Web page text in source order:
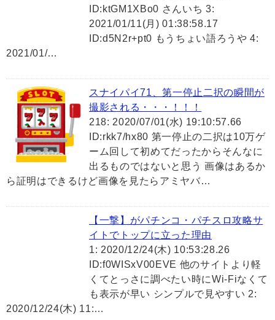
ID:ktGM1XBo0 さんいち 3:
2021/01/11(月) 01:38:58.17
ID:d5N2r+pt0 もうちょい語ろうや 4:
2021/01/…
スナイパイ71、第一停止二択の瞬間が
撮影される・・・！！！
218: 2020/07/01(水) 19:10:57.66
ID:rkk7/hx80 第一停止の二択は10万ゲ
ーム回して初めてだったからそんなに
出るものではないと思う 画像はあるか
ら証明はできるけど画像を見たらアミヤバ…
【一撃】がパチンコ・パチスロ攻略サ
イトでトップに立った理由
1: 2020/12/24(木) 10:53:28.26
ID:f0WISxV00EVE 他のサイトより軽
くてとっさに調べたい時にWi-Fiなくて
も表示が早い シンプルで見やすい 2:
2020/12/24(木) 11:…